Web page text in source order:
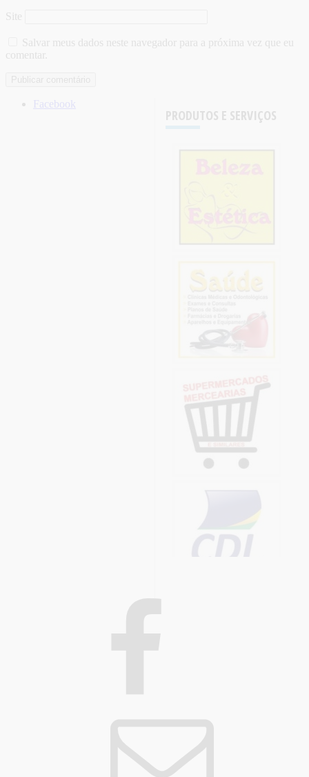
Site
Salvar meus dados neste navegador para a próxima vez que eu
comentar.
PRODUTOS E SERVIÇOS
Facebook